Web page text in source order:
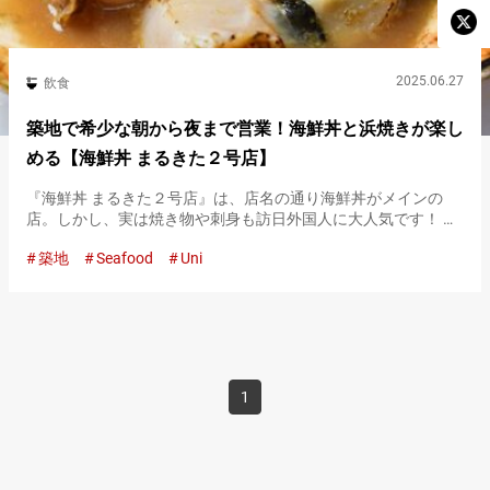
飲食 2025.06.27
築地で希少な朝から夜まで営業！海鮮丼と浜焼きが楽し
める【海鮮丼 まるきた２号店】
『海鮮丼 まるきた２号店』は、店名の通り海鮮丼がメインの
店。しかし、実は焼き物や刺身も訪日外国人に大人気です！ 築
いろな海鮮の味を楽しむことができます。 築地場外市場は、早
築地 Seafood Uni
1